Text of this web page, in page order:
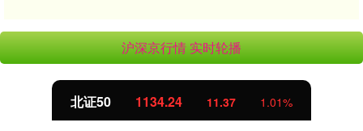
沪深京行情 实时轮播
北证50 1134.24 11.37 1.01%